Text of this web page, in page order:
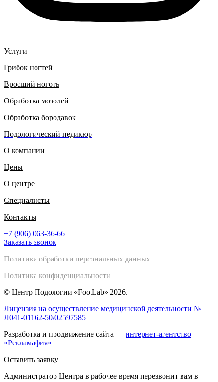
Услуги
Грибок ногтей
Вросший ноготь
Обработка мозолей
Обработка бородавок
Подологический педикюр
О компании
Цены
О центре
Специалисты
Контакты
+7 (906) 063-36-66
Заказать звонок
Политика обработки персональных данных
Политика конфиденциальности
© Центр Подологии «FootLab» 2026.
Лицензия на осуществление медицинской деятельности №
Л041-01162-50/02597585
Разработка и продвижение сайта — интернет-агентство
«Рекламафия»
Оставить заявку
Администратор Центра в рабочее время перезвонит вам в